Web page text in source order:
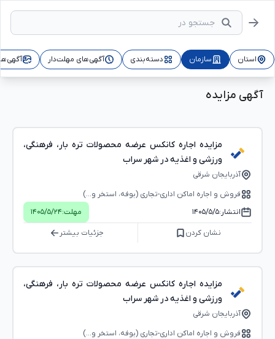
استان سازمان دسته‌بندی آگهی‌های مهلت‌دار
آگهی مزایده
مزایده اجاره کانکس عرضه محصولات تره بار، فرهنگی،
ورزشی و اغذیه در شهر سراب
آذربایجان شرقی
فروش و اجاره اماکن اداری-تجاری (بوفه، استخر و...)
انتشار:۱۴۰۵/۵/۵ مهلت:۱۴۰۵/۵/۲۴
نشان کردن جزئیات بیشتر
مزایده اجاره کانکس عرضه محصولات تره بار، فرهنگی،
ورزشی و اغذیه در شهر سراب
آذربایجان شرقی
فروش و اجاره اماکن اداری-تجاری (بوفه، استخر و...)